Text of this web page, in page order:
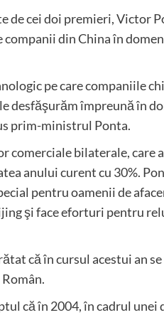
de cei doi premieri, Victor
din China în
pe care companiile
desfăşurăm împreună în
prim-ministrul Ponta.
comerciale bilaterale, care
anului curent cu 30%.
pentru oamenii de
şi face eforturi pentru
că în cursul acestui an
că în 2004, în cadrul unei